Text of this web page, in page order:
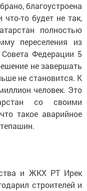
благоустроена
что-то будет не так,
полностью
переселения из
Федерации 5
не завершать
не становится. К
человек. Это
со своими
такое аварийное
и ЖКХ РТ Ирек
строителей и